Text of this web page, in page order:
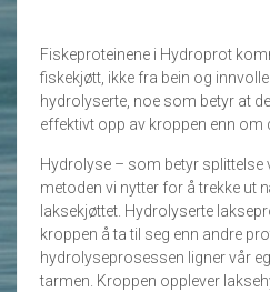
Fiskeproteinene i Hydroprot
fiskekjøtt, ikke fra bein og
hydrolyserte, noe som betyr at
effektivt opp av kroppen enn om
Hydrolyse – som betyr splittelse
metoden vi nytter for å trekke ut
laksekjøttet. Hydrolyserte
kroppen å ta til seg enn andre
hydrolyseprosessen ligner vår
tarmen. Kroppen opplever